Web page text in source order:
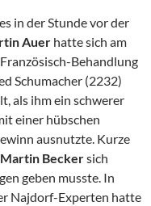
in der Stunde vor der
Auer hatte sich am
Behandlung
Schumacher (2232)
als ihm ein schwerer
einer hübschen
ausnutzte. Kurze
Martin Beckersich
geben musste. In
Najdorf-Experten hatte